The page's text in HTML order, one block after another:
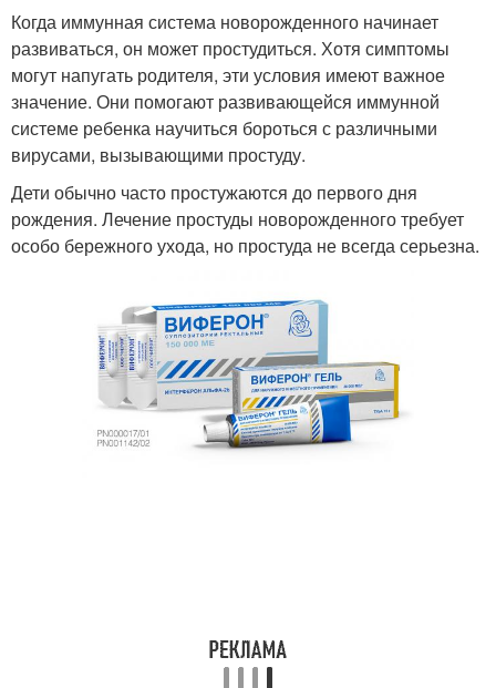
Когда иммунная система новорожденного начинает
развиваться, он может простудиться. Хотя симптомы
могут напугать родителя, эти условия имеют важное
значение. Они помогают развивающейся иммунной
системе ребенка научиться бороться с различными
вирусами, вызывающими простуду.
Дети обычно часто простужаются до первого дня
рождения. Лечение простуды новорожденного требует
особо бережного ухода, но простуда не всегда серьезна.